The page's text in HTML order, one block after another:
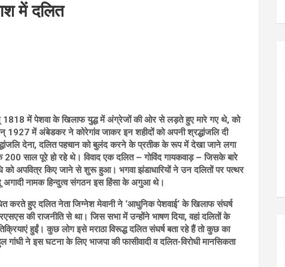
में दलित
1818 में पेशवा के खिलाफ युद्ध में अंग्रेजों की ओर से लड़ते हुए मारे गए थे, को
1927 में अंबेडकर ने कोरेगांव जाकर इन शहीदों को अपनी श्रद्धांजलि दी
देना, दलित पहचान को बुलंद करने के प्रतीक के रूप में देखा जाने लगा
साल पूरे हो रहे थे। विवाद एक दलित – गोविंद गायकवाड़ – जिसके बारे
अपवित्र किए जाने से शुरू हुआ। भगवा झंडाधारियों ने उन दलितों पर पत्थर
अगादी नामक हिन्दुत्व संगठन इस हिंसा के अगुआ थे।
करते हुए दलित नेता जिग्नेश मेवानी ने ‘आधुनिक पेशवाई‘ के खिलाफ संघर्ष
की राजनीति से था। जिस सभा में उन्होंने भाषण दिया, वहां दलितों के
हुईं। कुछ लोग इसे मराठा विरूद्ध दलित संघर्ष बता रहे हैं तो कुछ का
ने इस घटना के लिए भाजपा की फासीवादी व दलित-विरोधी मानसिकता